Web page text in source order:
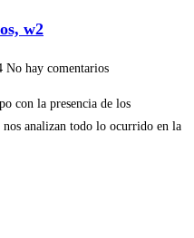
w2
No hay comentarios
con la presencia de los
nos analizan todo lo ocurrido en la